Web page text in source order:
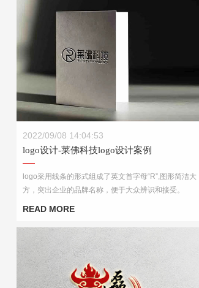
logo设计-莱佛科技logo设计案例
2022/09/08 14:04:53
logo设计-莱佛科技logo设计案例
logo采用线条的形式组成了英文首字母“R”,图形简洁大
方，突出企业的品牌名称，便于大众辨识和接受。
READ MORE